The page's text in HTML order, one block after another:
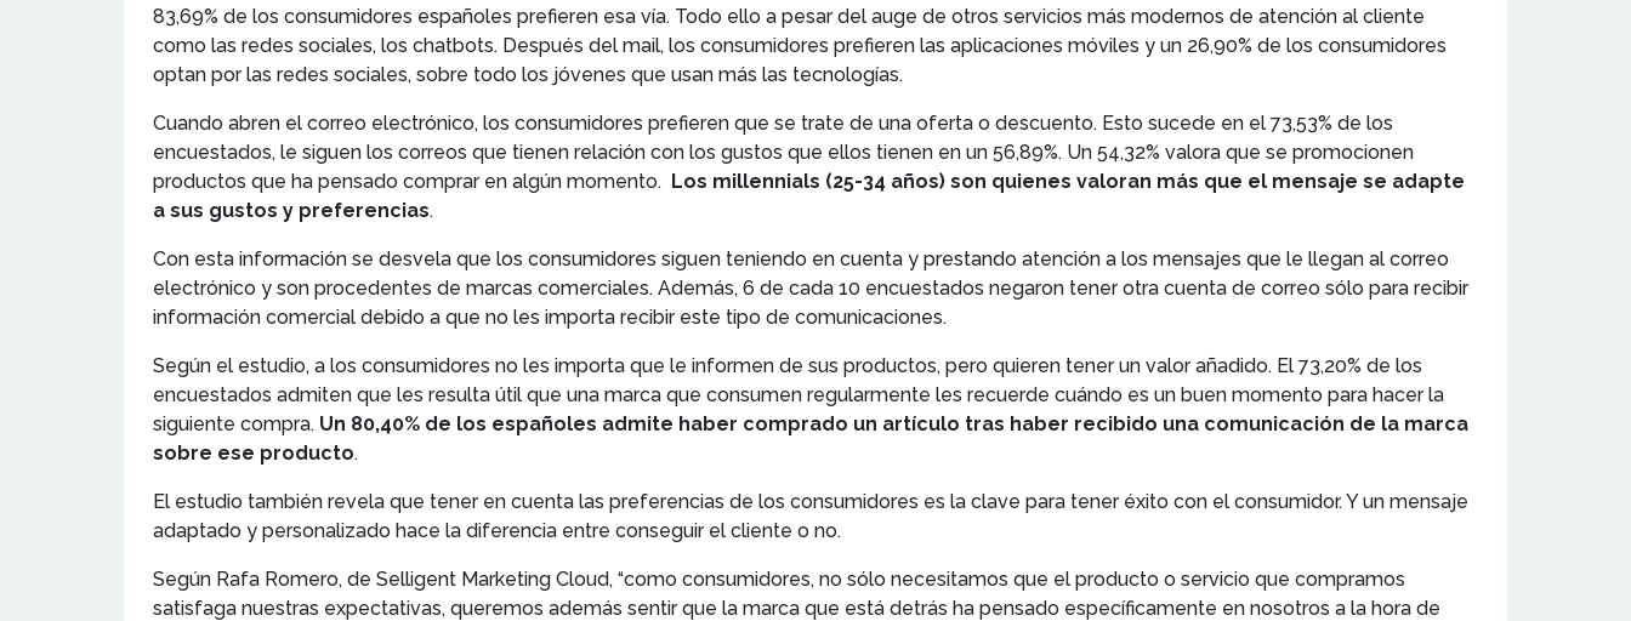
83,69% de los consumidores españoles prefieren esa vía. Todo ello a pesar del auge de otros servicios más modernos de atención al cliente
como las redes sociales, los chatbots. Después del mail, los consumidores prefieren las aplicaciones móviles y un 26,90% de los consumidores
optan por las redes sociales, sobre todo los jóvenes que usan más las tecnologías.
Cuando abren el correo electrónico, los consumidores prefieren que se trate de una oferta o descuento. Esto sucede en el 73,53% de los
encuestados, le siguen los correos que tienen relación con los gustos que ellos tienen en un 56,89%. Un 54,32% valora que se promocionen
productos que ha pensado comprar en algún momento. Los millennials (25-34 años) son quienes valoran más que el mensaje se adapte
a sus gustos y preferencias.
Con esta información se desvela que los consumidores siguen teniendo en cuenta y prestando atención a los mensajes que le llegan al correo
electrónico y son procedentes de marcas comerciales. Además, 6 de cada 10 encuestados negaron tener otra cuenta de correo sólo para recibir
información comercial debido a que no les importa recibir este tipo de comunicaciones.
Según el estudio, a los consumidores no les importa que le informen de sus productos, pero quieren tener un valor añadido. El 73,20% de los
encuestados admiten que les resulta útil que una marca que consumen regularmente les recuerde cuándo es un buen momento para hacer la
siguiente compra. Un 80,40% de los españoles admite haber comprado un artículo tras haber recibido una comunicación de la marca
sobre ese producto.
El estudio también revela que tener en cuenta las preferencias de los consumidores es la clave para tener éxito con el consumidor. Y un mensaje
adaptado y personalizado hace la diferencia entre conseguir el cliente o no.
Según Rafa Romero, de Selligent Marketing Cloud, “como consumidores, no sólo necesitamos que el producto o servicio que compramos
satisfaga nuestras expectativas, queremos además sentir que la marca que está detrás ha pensado específicamente en nosotros a la hora de